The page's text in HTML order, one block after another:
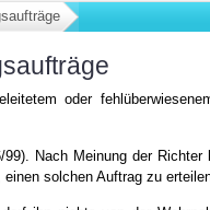
oder
Nach Meinung der Richter
solchen Auftrag zu